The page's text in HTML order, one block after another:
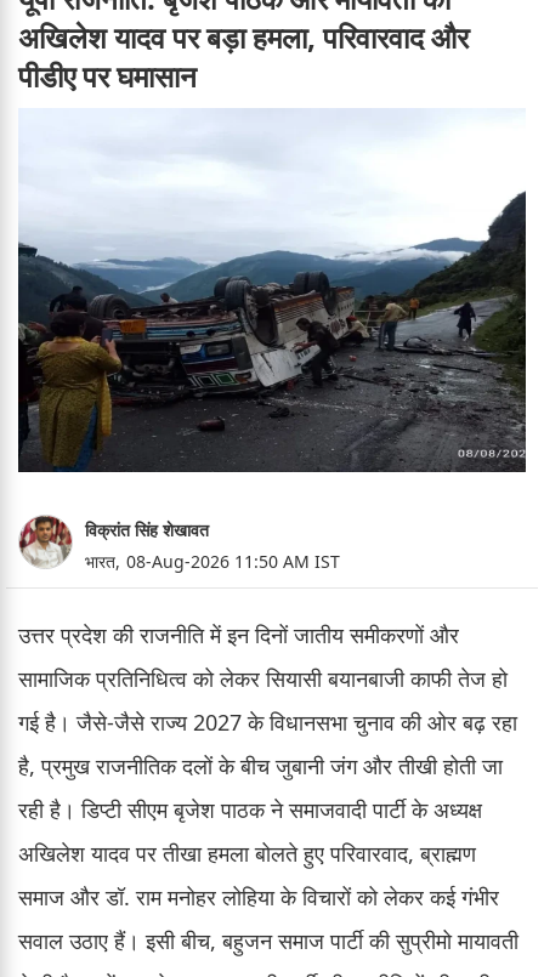
अखिलेश यादव पर बड़ा हमला, परिवारवाद और
पीडीए पर घमासान
विक्रांत सिंह शेखावत
भारत, 08-Aug-2026 11:50 AM IST
उत्तर प्रदेश की राजनीति में इन दिनों जातीय समीकरणों और
सामाजिक प्रतिनिधित्व को लेकर सियासी बयानबाजी काफी तेज हो
गई है। जैसे-जैसे राज्य 2027 के विधानसभा चुनाव की ओर बढ़ रहा
है, प्रमुख राजनीतिक दलों के बीच जुबानी जंग और तीखी होती जा
रही है। डिप्टी सीएम बृजेश पाठक ने समाजवादी पार्टी के अध्यक्ष
अखिलेश यादव पर तीखा हमला बोलते हुए परिवारवाद, ब्राह्मण
समाज और डॉ. राम मनोहर लोहिया के विचारों को लेकर कई गंभीर
सवाल उठाए हैं। इसी बीच, बहुजन समाज पार्टी की सुप्रीमो मायावती